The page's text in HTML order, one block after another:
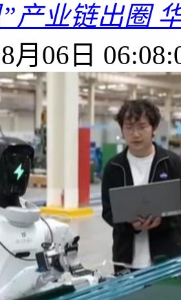
产业链出圈
月06日